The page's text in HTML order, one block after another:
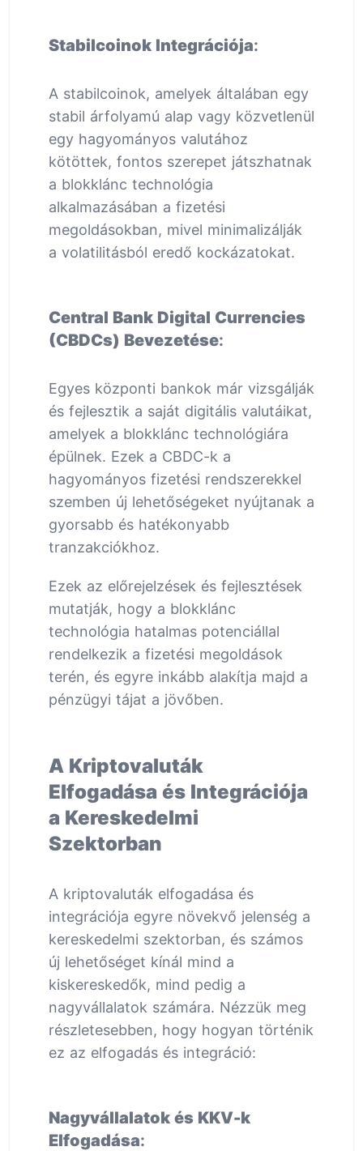
Stabilcoinok Integrációja:
A stabilcoinok, amelyek általában egy
stabil árfolyamú alap vagy közvetlenül
egy hagyományos valutához
kötöttek, fontos szerepet játszhatnak
a blokklánc technológia
alkalmazásában a fizetési
megoldásokban, mivel minimalizálják
a volatilitásból eredő kockázatokat.
Central Bank Digital Currencies
(CBDCs) Bevezetése:
Egyes központi bankok már vizsgálják
és fejlesztik a saját digitális valutáikat,
amelyek a blokklánc technológiára
épülnek. Ezek a CBDC-k a
hagyományos fizetési rendszerekkel
szemben új lehetőségeket nyújtanak a
gyorsabb és hatékonyabb
tranzakciókhoz.
Ezek az előrejelzések és fejlesztések
mutatják, hogy a blokklánc
technológia hatalmas potenciállal
rendelkezik a fizetési megoldások
terén, és egyre inkább alakítja majd a
pénzügyi tájat a jövőben.
A Kriptovaluták
Elfogadása és Integrációja
a Kereskedelmi
Szektorban
A kriptovaluták elfogadása és
integrációja egyre növekvő jelenség a
kereskedelmi szektorban, és számos
új lehetőséget kínál mind a
kiskereskedők, mind pedig a
nagyvállalatok számára. Nézzük meg
részletesebben, hogy hogyan történik
ez az elfogadás és integráció:
Nagyvállalatok és KKV-k
Elfogadása: